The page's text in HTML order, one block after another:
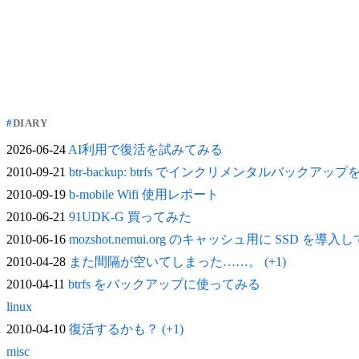
DIARY
2026-06-24AI利用で復活を試みてみる
2010-09-21 btr-backup: btrfs でインクリメンタルバックアップ
2010-09-19 b-mobile Wifi 使用レポート
2010-06-21 91UDK-G 買ってみた
2010-06-16 mozshot.nemui.org のキャッシュ用に SSD を導入し
2010-04-28 また間隔が空いてしまった……。 (+1)
2010-04-11 btrfs をバックアップに使ってみる
linux
2010-04-10 復活するかも？ (+1)
misc